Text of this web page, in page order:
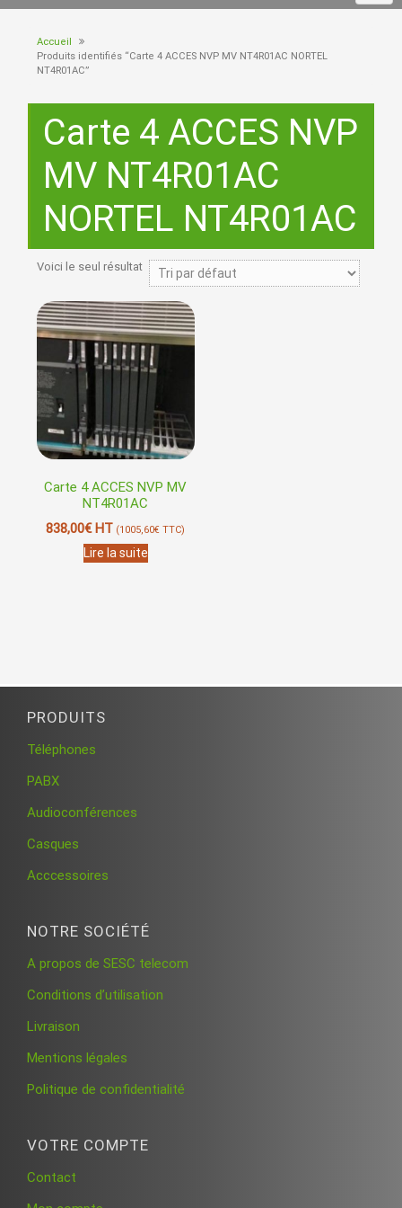
Accueil
Produits identifiés “Carte 4 ACCES NVP MV NT4R01AC NORTEL
NT4R01AC”
Carte 4 ACCES NVP
MV NT4R01AC
NORTEL NT4R01AC
Voici le seul résultat
Carte 4 ACCES NVP MV
NT4R01AC
838,00€HT (1005,60€ TTC)
Lire la suite
PRODUITS
Téléphones
PABX
Audioconférences
Casques
Acccessoires
NOTRE SOCIÉTÉ
A propos de SESC telecom
Conditions d’utilisation
Livraison
Mentions légales
Politique de confidentialité
VOTRE COMPTE
Contact